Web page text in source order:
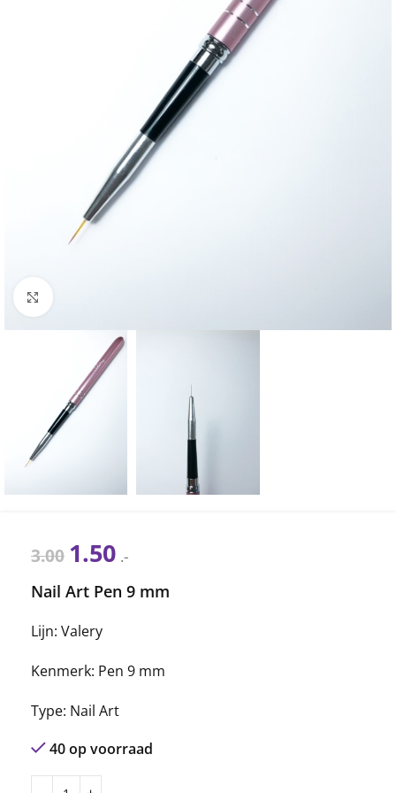
3.00 1.50 .-
Nail Art Pen 9 mm
Lijn: Valery
Kenmerk: Pen 9 mm
Type: Nail Art
40 op voorraad